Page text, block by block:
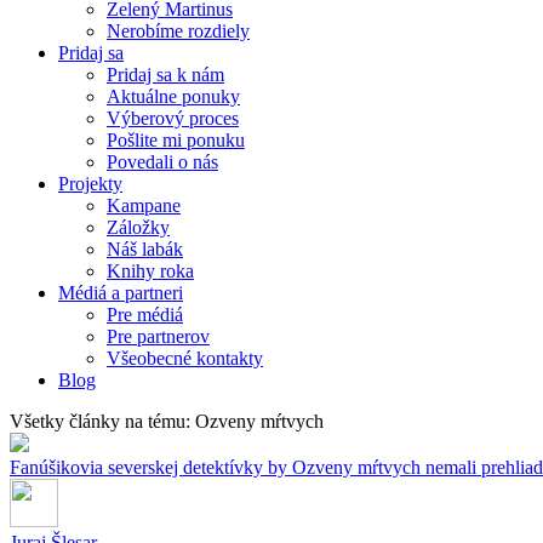
Zelený Martinus
Nerobíme rozdiely
Pridaj sa
Pridaj sa k nám
Aktuálne ponuky
Výberový proces
Pošlite mi ponuku
Povedali o nás
Projekty
Kampane
Záložky
Náš labák
Knihy roka
Médiá a partneri
Pre médiá
Pre partnerov
Všeobecné kontakty
Blog
Všetky články na tému: Ozveny mŕtvych
Fanúšikovia severskej detektívky by Ozveny mŕtvych nemali